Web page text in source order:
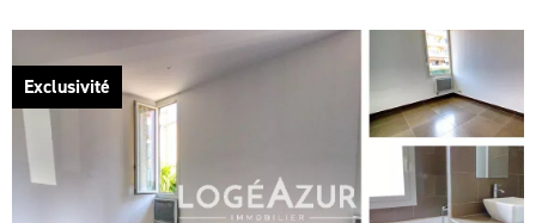
Exclusivité